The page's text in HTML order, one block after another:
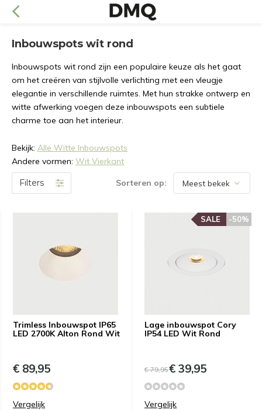
Inbouwspots wit rond
Inbouwspots wit rond zijn een populaire keuze als het gaat
om het creëren van stijlvolle verlichting met een vleugje
elegantie in verschillende ruimtes. Met hun strakke ontwerp en
witte afwerking voegen deze inbouwspots een subtiele
charme toe aan het interieur.
Bekijk: Alle Witte Inbouwspots
Andere vormen: Wit Vierkant
Filters Sorteren op:
Trimless Inbouwspot IP65
LED 2700K Alton Rond Wit
€ 89,95
Vergelijk
Lage inbouwspot Cory
IP54 LED Wit Rond
-50%
SALE
€ 79,95€ 39,95
Vergelijk